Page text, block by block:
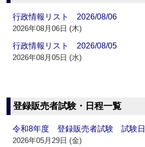
行政情報リスト 2026/08/06
2026年08月06日 (木)
行政情報リスト 2026/08/05
2026年08月05日 (水)
登録販売者試験・日程一覧
令和8年度 登録販売者試験 試験
2026年05月29日 (金)